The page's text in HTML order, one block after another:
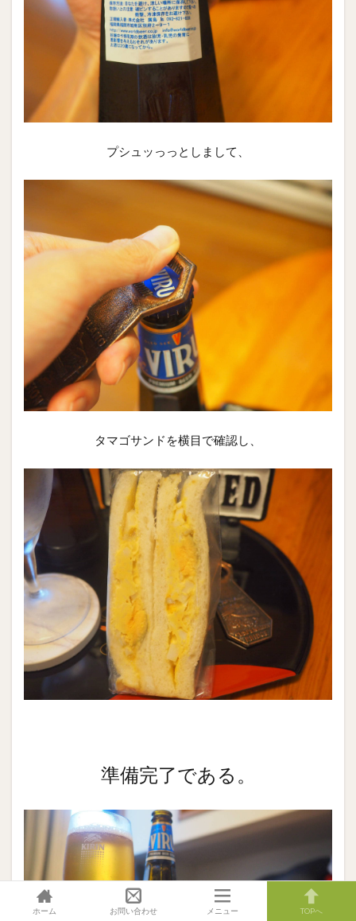
プシュッっっとしまして、
タマゴサンドを横目で確認し、
準備完了である。
ホーム お問い合わせ メニュー TOPへ